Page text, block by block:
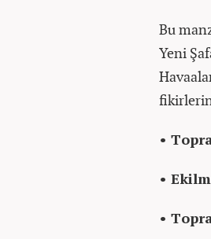
Bu
Yeni
•
•
•